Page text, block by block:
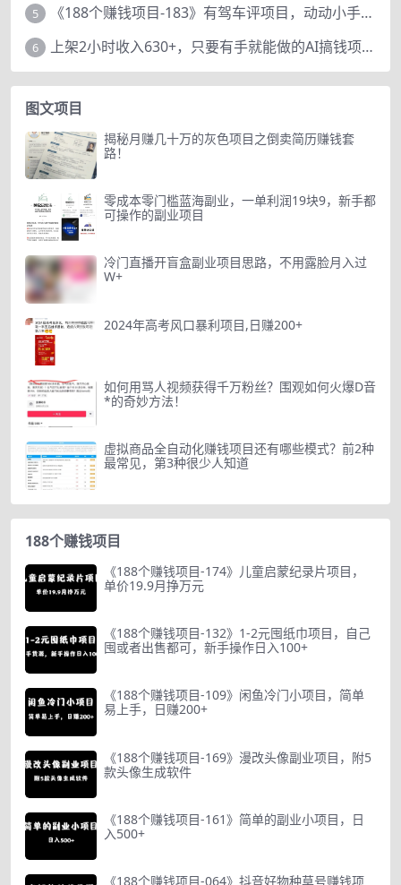
5 《188个赚钱项目-183》有驾车评项目，动动小手，复制粘贴赚44元！
6 上架2小时收入630+，只要有手就能做的AI搞钱项目，奶奶看完都能学会!
图文项目
揭秘月赚几十万的灰色项目之倒卖简历赚钱套
路！
零成本零门槛蓝海副业，一单利润19块9，新手都
可操作的副业项目
冷门直播开盲盒副业项目思路，不用露脸月入过
W+
2024年高考风口暴利项目,日赚200+
如何用骂人视频获得千万粉丝？围观如何火爆D音
*的奇妙方法！
虚拟商品全自动化赚钱项目还有哪些模式？前2种
最常见，第3种很少人知道
188个赚钱项目
《188个赚钱项目-174》儿童启蒙纪录片项目，
单价19.9月挣万元
《188个赚钱项目-132》1-2元囤纸巾项目，自己
囤或者出售都可，新手操作日入100+
《188个赚钱项目-109》闲鱼冷门小项目，简单
易上手，日赚200+
《188个赚钱项目-169》漫改头像副业项目，附5
款头像生成软件
《188个赚钱项目-161》简单的副业小项目，日
入500+
《188个赚钱项目-064》抖音好物种草号赚钱项